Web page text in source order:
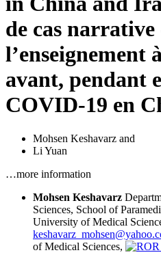
de cas narrative
l’enseignement
avant, pendant
COVID-19 en
Mohsen Keshavarz and
Li Yuan
…more information
Mohsen Keshavarz
Sciences, School of
University of Medical
of Medical Sciences,